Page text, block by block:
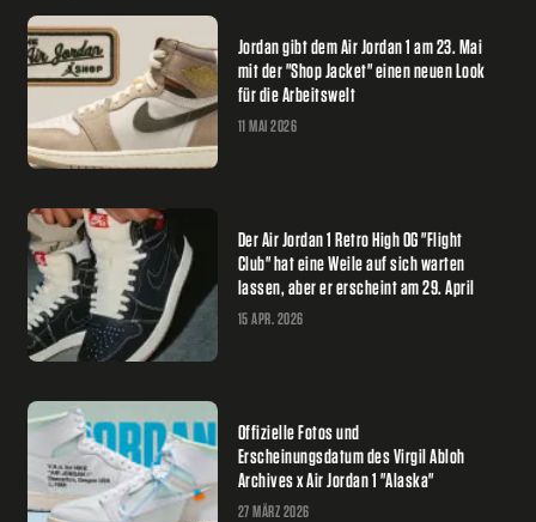
Jordan gibt dem Air Jordan 1 am 23. Mai
mit der "Shop Jacket" einen neuen Look
für die Arbeitswelt
11 MAI 2026
Der Air Jordan 1 Retro High OG "Flight
Club" hat eine Weile auf sich warten
lassen, aber er erscheint am 29. April
15 APR. 2026
Offizielle Fotos und
Erscheinungsdatum des Virgil Abloh
Archives x Air Jordan 1 "Alaska"
27 MÄRZ 2026